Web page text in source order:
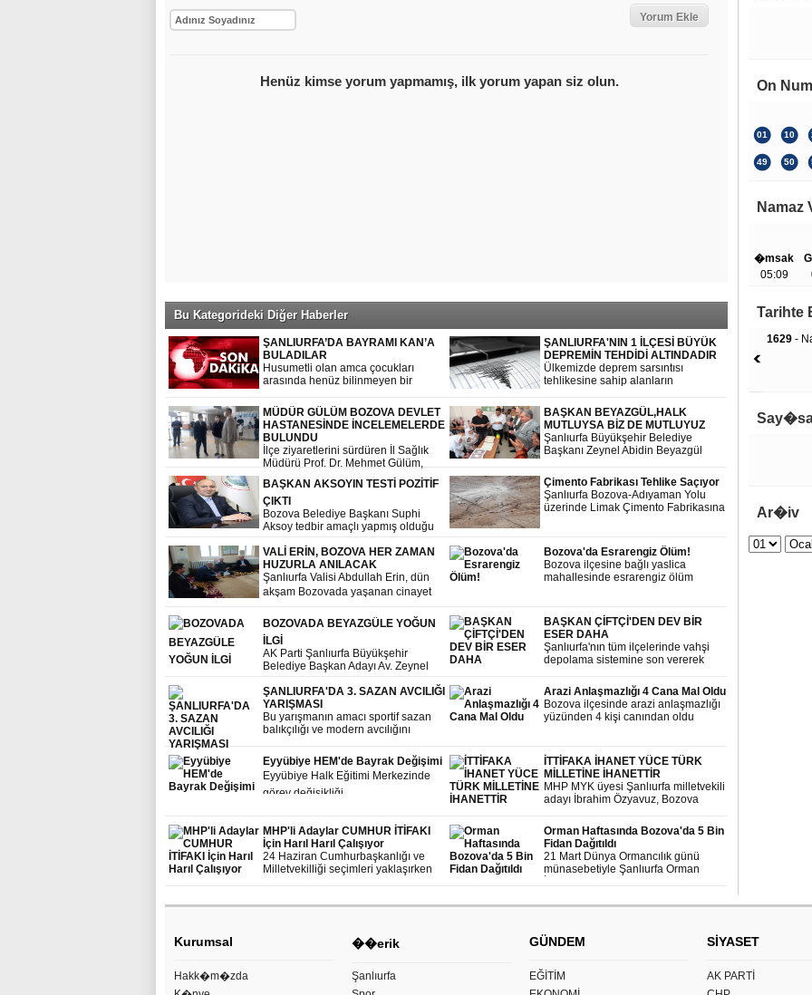
Bu Kategorideki Diğer Haberler
ŞANLIURFA’DA BAYRAMI KAN’A
BULADILAR
Husumetli olan amca çocukları
arasında henüz bilinmeyen bir
kavgaya dönüştü olayda 1 Kişi
Hayatını Kayıp etti. 1 Kişi ağır
yaralandı.
ŞANLIURFA'NIN 1 İLÇESİ BÜYÜK
DEPREMİN TEHDİDİ ALTINDADIR
Ülkemizde deprem sarsıntısı
tehlikesine sahip alanların
Bu ise tüm ülke yüzölçümü ile
kıyaslanırsa yaklaşık yüzde 30'a
karşılık gelir. Özetle, tüm Türkiye
deprem tehdidi altındadır; ancak
ülkenin yüzde 30'u yıkıcılığı yüksek
MÜDÜR GÜLÜM BOZOVA DEVLET
HASTANESİNDE İNCELEMELERDE
BULUNDU
İlçe ziyaretlerini sürdüren İl Sağlık
Müdürü Prof. Dr. Mehmet Gülüm,
Kamu Hastane Hizmeti Başkanı Dr.
Öğretim Üyesi Faruk Günak ile
birlikte Bozova Devlet Hastanesini
ziyaret etti.
BAŞKAN BEYAZGÜL,HALK
MUTLUYSA BİZ DE MUTLUYUZ
Şanlıurfa Büyükşehir Belediye
Başkanı Zeynel Abidin Beyazgül
devam ediyor.
BAŞKAN AKSOYIN TESTİ POZİTİF
ÇIKTI
Bozova Belediye Başkanı Suphi
Aksoy tedbir amaçlı yapmış olduğu
Çimento Fabrikası Tehlike Saçıyor
Şanlıurfa Bozova-Adıyaman Yolu
üzerinde Limak Çimento Fabrikasına
mahallelerde yaşayan vatandaşlar
korku dolu anlar yaşadılar.
VALİ ERİN, BOZOVA HER ZAMAN
HUZURLA ANILACAK
Şanlıurfa Valisi Abdullah Erin, dün
akşam Bozovada yaşanan cinayet
incelemelerde bulundu
Bozova'da Esrarengiz Ölüm!
Bozova ilçesine bağlı yaslica
mahallesinde esrarengiz ölüm
BOZOVADA BEYAZGÜLE YOĞUN
İLGİ
AK Parti Şanlıurfa Büyükşehir
Belediye Başkan Adayı Av. Zeynel
kapsamında Bozova ilçesine giderek
Çalışmalarını Sürdürdü
BAŞKAN ÇİFTÇİ'DEN DEV BİR
ESER DAHA
Şanlıurfa'nın tüm ilçelerinde vahşi
depolama sistemine son vererek
Atık Tesisleri inşa eden Büyükşehir
Belediyesinde adres bu kez Bozova
oldu.
ŞANLIURFA'DA 3. SAZAN AVCILIĞI
YARIŞMASI
Bu yarışmanın amacı sportif sazan
balıkçılığı ve modern avcılığını
ruhunu geliştirmek, çevreye ve
yaban hayatına karşı sorumluluğunu
yaşatmaktır.
Arazi Anlaşmazlığı 4 Cana Mal Oldu
Bozova ilçesinde arazi anlaşmazlığı
yüzünden 4 kişi canından oldu
Eyyübiye HEM'de Bayrak Değişimi
Eyyübiye Halk Eğitimi Merkezinde
görev değişikliği
İTTİFAKA İHANET YÜCE TÜRK
MİLLETİNE İHANETTİR
MHP MYK üyesi Şanlıurfa milletvekili
adayı İbrahim Özyavuz, Bozova
Şanlıurfa milletvekili adayı Ali Haydar
Kara'nın seçim bürosu açılışını
gerçekleştirdi.
MHP'li Adaylar CUMHUR İTİFAKI
İçin Harıl Harıl Çalışıyor
24 Haziran Cumhurbaşkanlığı ve
Milletvekilliği seçimleri yaklaşırken
Bozova ilçesindeki tüm resmî
İttifakının önemine değindi.
Orman Haftasında Bozova'da 5 Bin
Fidan Dağıtıldı
21 Mart Dünya Ormancılık günü
münasebetiyle Şanlıurfa Orman
5 Bin adet fidan dağıtımı yaptı
On
01 10
49 50
Namaz
�msak
05:09
Tarihte
1629 -
Ar�iv
Kurumsal
Hakk�m�zda
��erik
Şanlıurfa
GÜNDEM
EĞİTİM
SİYASET
AK PARTİ